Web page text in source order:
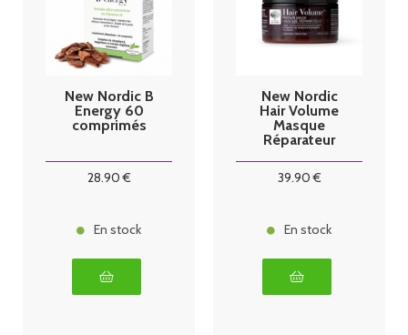
New Nordic B
Energy 60
comprimés
28.90€
En stock
New Nordic
Hair Volume
Masque
Réparateur
39.90€
En stock